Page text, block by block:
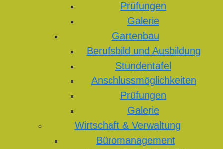
Prüfungen
Galerie
Gartenbau
Berufsbild und Ausbildung
Stundentafel
Anschlussmöglichkeiten
Prüfungen
Galerie
Wirtschaft & Verwaltung
Büromanagement